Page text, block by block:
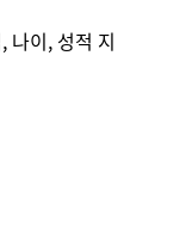
나이, 성적 지